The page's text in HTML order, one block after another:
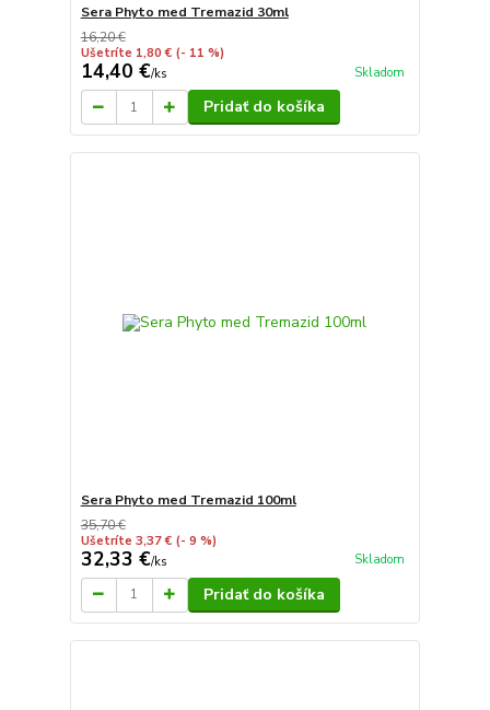
Sera Phyto med Tremazid 30ml
16,20 €
Ušetríte 1,80 € (- 11 %)
14,40 €/ks Skladom
Pridať do košíka
Sera Phyto med Tremazid 100ml
35,70 €
Ušetríte 3,37 € (- 9 %)
32,33 €/ks Skladom
Pridať do košíka